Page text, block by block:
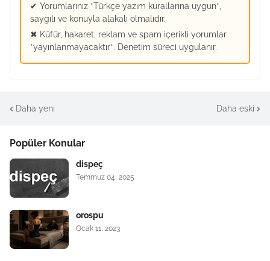
✔ Yorumlarınız *Türkçe yazım kurallarına uygun*,
saygılı ve konuyla alakalı olmalıdır.
✖ Küfür, hakaret, reklam ve spam içerikli yorumlar
*yayınlanmayacaktır*. Denetim süreci uygulanır.
Daha yeni Daha eski
Popüler Konular
dispeç
Temmuz 04, 2025
orospu
Ocak 11, 2023